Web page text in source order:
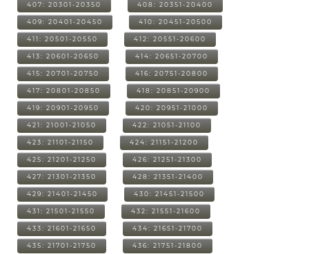
407: 20301-20350 408: 20351-20400
409: 20401-20450 410: 20451-20500
411: 20501-20550 412: 20551-20600
413: 20601-20650 414: 20651-20700
415: 20701-20750 416: 20751-20800
417: 20801-20850 418: 20851-20900
419: 20901-20950 420: 20951-21000
421: 21001-21050 422: 21051-21100
423: 21101-21150 424: 21151-21200
425: 21201-21250 426: 21251-21300
427: 21301-21350 428: 21351-21400
429: 21401-21450 430: 21451-21500
431: 21501-21550 432: 21551-21600
433: 21601-21650 434: 21651-21700
435: 21701-21750 436: 21751-21800